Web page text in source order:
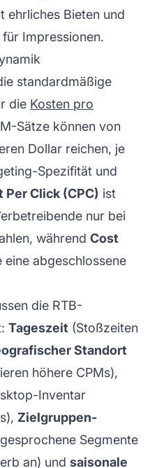
ehrliches Bieten und
Impressionen.
standardmäßige
die Kosten pro
Sätze können von
Dollar reichen, je
Spezifität und
Per Click (CPC) ist
nur bei
während Cost
eine abgeschlossene
die RTB-
Tageszeit (Stoßzeiten
Standort
höhere CPMs),
Inventar
Zielgruppen-
Segmente
an) und saisonale